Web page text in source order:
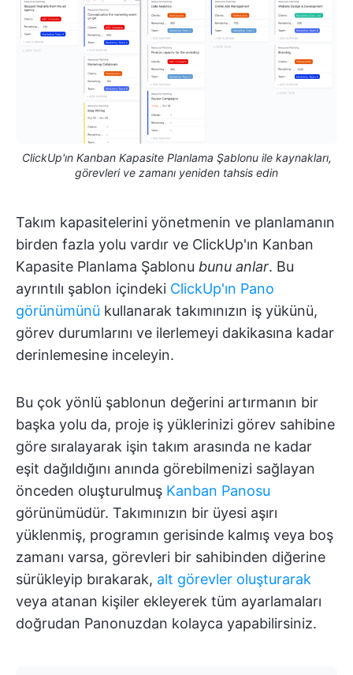
ClickUp'ın Kanban Kapasite Planlama Şablonu ile kaynakları,
görevleri ve zamanı yeniden tahsis edin
Takım kapasitelerini yönetmenin ve planlamanın
birden fazla yolu vardır ve ClickUp'ın Kanban
Kapasite Planlama Şablonu bunu anlar. Bu
ayrıntılı şablon içindeki ClickUp'ın Pano
görünümünü kullanarak takımınızın iş yükünü,
görev durumlarını ve ilerlemeyi dakikasına kadar
derinlemesine inceleyin.
Bu çok yönlü şablonun değerini artırmanın bir
başka yolu da, proje iş yüklerinizi görev sahibine
göre sıralayarak işin takım arasında ne kadar
eşit dağıldığını anında görebilmenizi sağlayan
önceden oluşturulmuş Kanban Panosu
görünümüdür. Takımınızın bir üyesi aşırı
yüklenmiş, programın gerisinde kalmış veya boş
zamanı varsa, görevleri bir sahibinden diğerine
sürükleyip bırakarak, alt görevler oluşturarak
veya atanan kişiler ekleyerek tüm ayarlamaları
doğrudan Panonuzdan kolayca yapabilirsiniz.